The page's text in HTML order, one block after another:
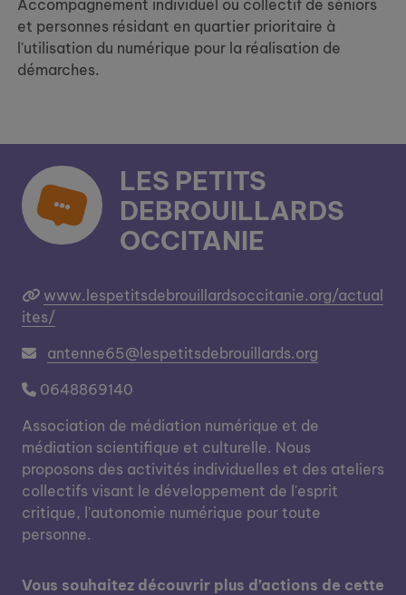
Accompagnement individuel ou collectif de séniors
et personnes résidant en quartier prioritaire à
l'utilisation du numérique pour la réalisation de
démarches.
LES PETITS
DEBROUILLARDS
OCCITANIE
www.lespetitsdebrouillardsoccitanie.org/actual
ites/
antenne65@lespetitsdebrouillards.org
0648869140
Association de médiation numérique et de
médiation scientifique et culturelle. Nous
proposons des activités individuelles et des ateliers
collectifs visant le développement de l'esprit
critique, l'autonomie numérique pour toute
personne.
Vous souhaitez découvrir plus d’actions de cette